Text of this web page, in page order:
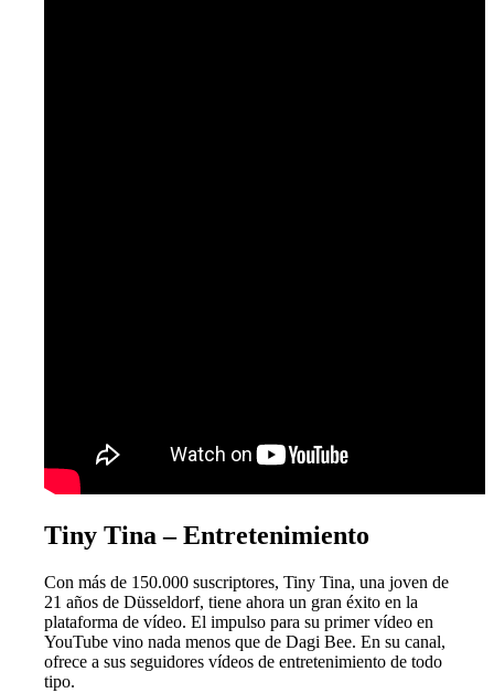
Tiny Tina – Entretenimiento
Con más de 150.000 suscriptores, Tiny Tina, una joven de
21 años de Düsseldorf, tiene ahora un gran éxito en la
plataforma de vídeo. El impulso para su primer vídeo en
YouTube vino nada menos que de Dagi Bee. En su canal,
ofrece a sus seguidores vídeos de entretenimiento de todo
tipo.